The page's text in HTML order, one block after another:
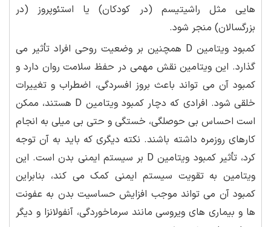
هایی مثل راشیتیسم (در کودکان) یا استئوپروز (در
بزرگسالان) منجر شود.
کمبود ویتامین D همچنین بر وضعیت روحی افراد تأثیر می
گذارد. این ویتامین نقش مهمی در حفظ سلامت روان دارد و
کمبود آن می تواند باعث بروز افسردگی، اضطراب و تغییرات
خلقی شود. افرادی که دچار کمبود ویتامین D هستند، ممکن
است احساس بی حوصلگی، خستگی و حتی بی میلی به انجام
کارهای روزمره داشته باشند. نکته دیگری که باید به آن توجه
کرد، تأثیر کمبود ویتامین D بر سیستم ایمنی بدن است. این
ویتامین به تقویت سیستم ایمنی کمک می کند، بنابراین
کمبود آن می تواند موجب افزایش حساسیت بدن به عفونت
ها و بیماری های ویروسی مانند سرماخوردگی، آنفولانزا و دیگر